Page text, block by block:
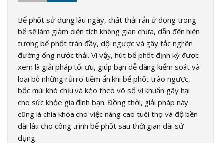
Bể phốt sử dụng lâu ngày, chất thải rắn ứ đọng trong
bể sẽ làm giảm diện tích không gian chứa, dẫn đến hiện
tượng bể phốt tràn đầy, dội ngược và gây tắc nghẽn
đường ống nước thải. Vì vậy, hút bể phốt định kỳ được
xem là giải pháp tối ưu, giúp bạn dễ dàng kiểm soát và
loại bỏ những rủi ro tiềm ẩn khi bể phốt trào ngược,
bốc mùi khó chịu và kéo theo vô số vi khuẩn gây hại
cho sức khỏe gia đình bạn. Đồng thời, giải pháp này
cũng là chìa khóa cho việc nâng cao tuổi thọ và độ bền
dài lâu cho công trình bể phốt sau thời gian dài sử
dụng.